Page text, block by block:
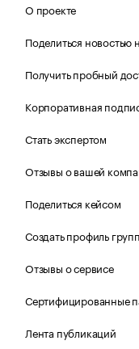
О проекте
Поделиться новостью
Получить пробный
Корпоративная
Стать экспертом
Отзывы о вашей
Поделиться кейсом
Создать профиль
Отзывы о сервисе
Сертифицированные
Лента публикаций